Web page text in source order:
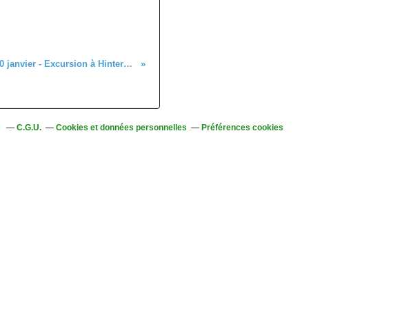
Samedi 30 janvier - Excursion à Hinterzarten
C.G.U. Cookies et données personnelles Préférences cookies